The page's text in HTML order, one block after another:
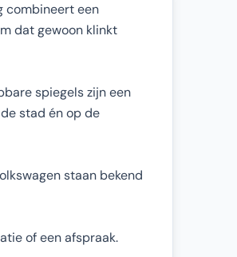
combineert een
dat gewoon klinkt
spiegels zijn een
stad én op de
staan bekend
of een afspraak.